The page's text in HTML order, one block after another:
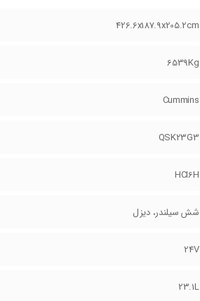
426.6x187.9x205.2cm
6539Kg
Cummins
QSK23G3
HCI6H
شش سیلندر، دیزل
24V
23.1L